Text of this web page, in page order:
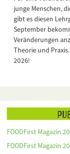
junge Menschen,
gibt es diesen
September
Veränderungen
Theorie und
2026!
FOODFirst Magazin
FOODFirst Magazin